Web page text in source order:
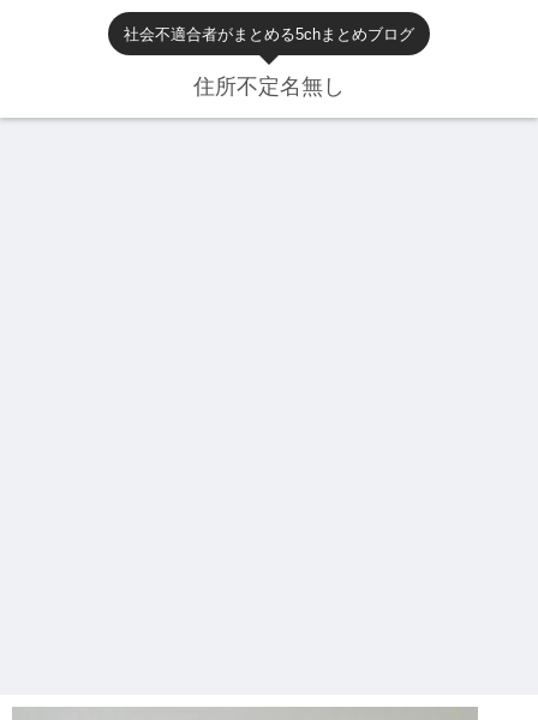
社会不適合者がまとめる5chまとめブログ
住所不定名無し